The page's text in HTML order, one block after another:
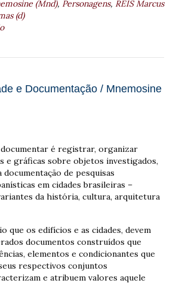
(Mnd), Personagens, REIS Marcus
(d)
e Documentação / Mnemosine
é registrar, organizar
e gráficas sobre objetos investigados,
documentação de pesquisas
em cidades brasileiras –
da história, cultura, arquitetura
que os edifícios e as cidades, devem
documentos construídos que
elementos e condicionantes que
respectivos conjuntos
e atribuem valores aquele